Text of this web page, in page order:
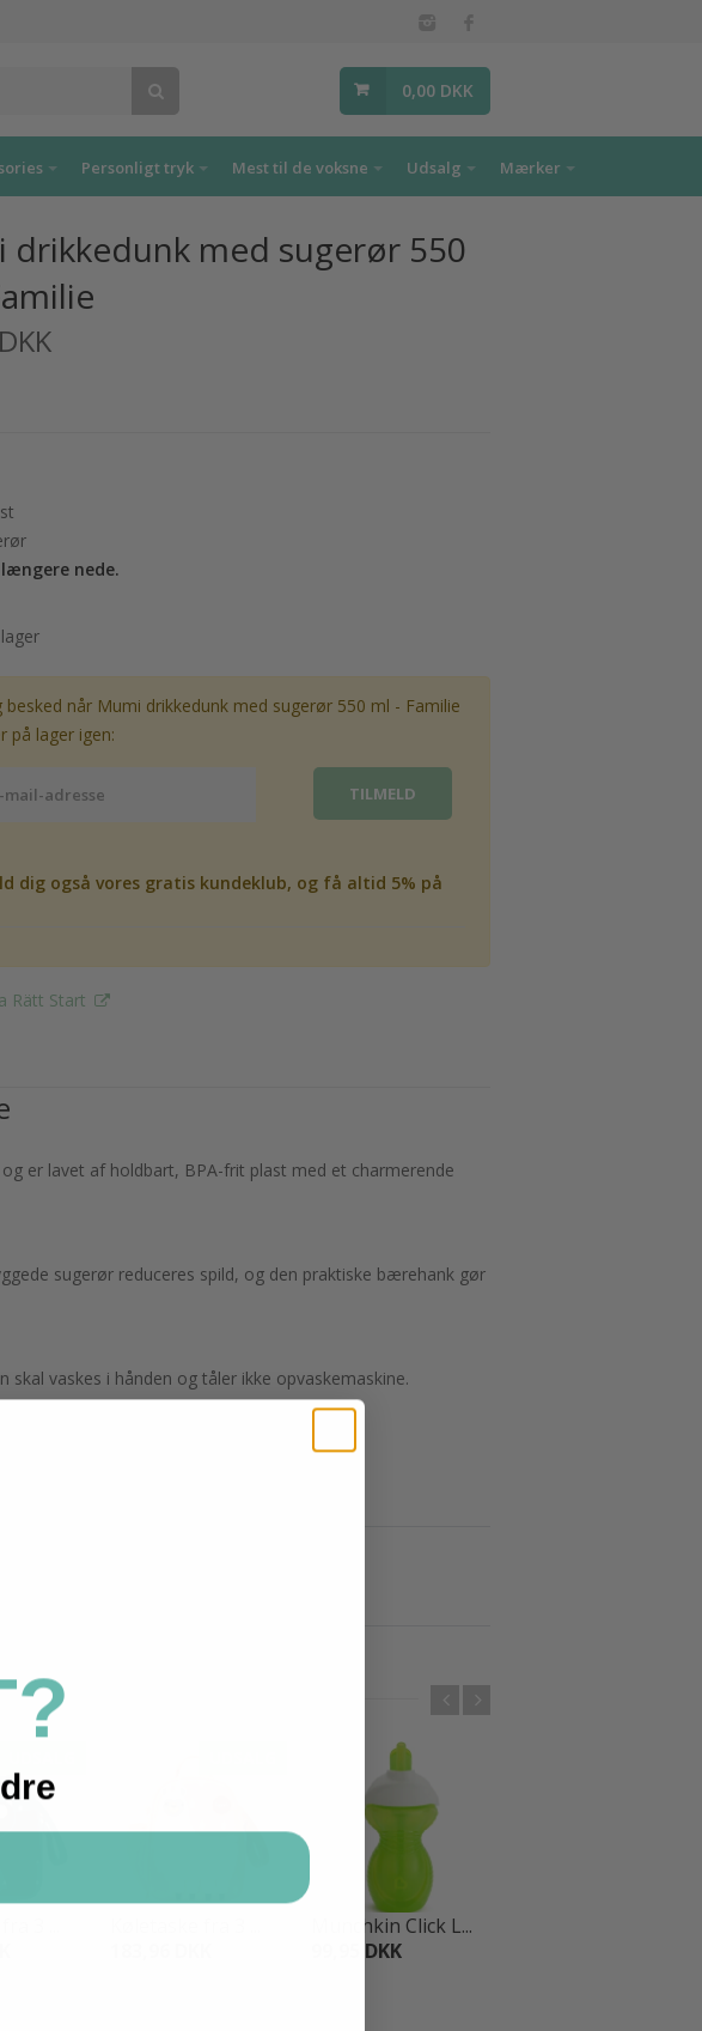
0,00 DKK
Personligt tryk Mest til de voksne Udsalg Mærker
drikkedunk med sugerør 550
nede.
besked når Mumi drikkedunk med sugerør 550 ml - Familie
på lager igen:
dig også vores gratis kundeklub, og få altid 5% på
Rätt Start
er lavet af holdbart, BPA-frit plast med et charmerende
sugerør reduceres spild, og den praktiske bærehank gør
vaskes i hånden og tåler ikke opvaskemaskine.
3 ...
Munchkin Click L...
99,95 DKK